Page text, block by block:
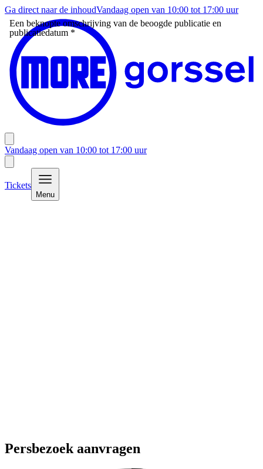
Ga direct naar de inhoudVandaag open van 10:00 tot 17:00 uur
Vandaag open van 10:00 tot 17:00 uur
Tickets
Menu
Persbezoek aanvragen
Een beknopte omschrijving van de beoogde publicatie en
publicatiedatum *